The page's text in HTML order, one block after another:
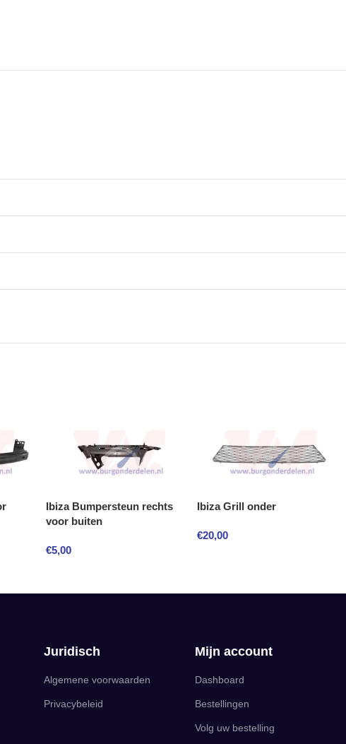
Ibiza Bumpersteun rechts
voor buiten
€5,00
Ibiza Grill onder
€20,00
Juridisch
Algemene voorwaarden
Privacybeleid
Mijn account
Dashboard
Bestellingen
Volg uw bestelling